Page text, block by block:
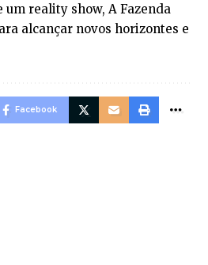
reality show, A Fazenda
alcançar novos horizontes e
Facebook